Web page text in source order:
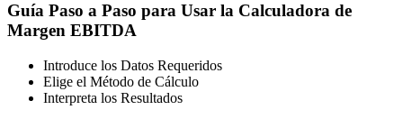
Guía Paso a Paso para Usar la Calculadora de
Margen EBITDA
Introduce los Datos Requeridos
Elige el Método de Cálculo
Interpreta los Resultados